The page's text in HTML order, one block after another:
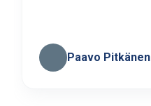
Paavo Pitkänen